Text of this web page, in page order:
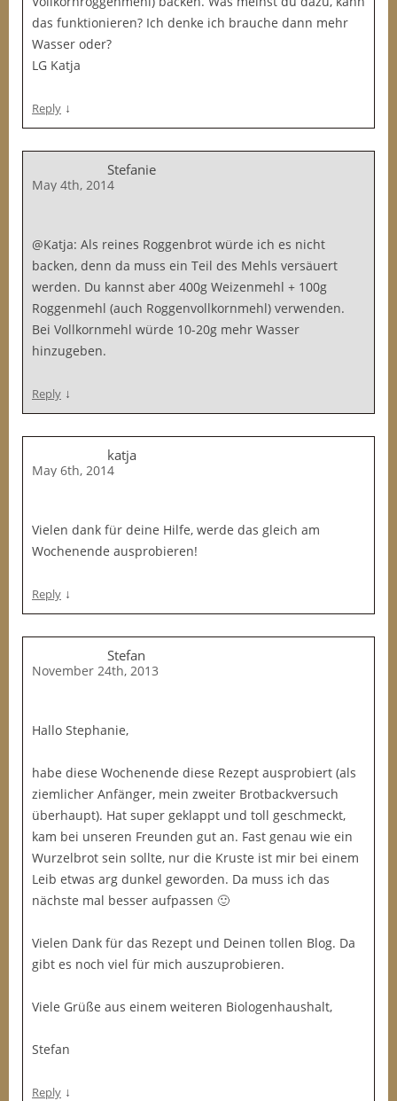
das funktionieren? Ich denke ich brauche dann mehr
Wasser oder?
LG Katja
Reply ↓
Stefanie
May 4th, 2014
@Katja: Als reines Roggenbrot würde ich es nicht
backen, denn da muss ein Teil des Mehls versäuert
werden. Du kannst aber 400g Weizenmehl + 100g
Roggenmehl (auch Roggenvollkornmehl) verwenden.
Bei Vollkornmehl würde 10-20g mehr Wasser
hinzugeben.
Reply ↓
katja
May 6th, 2014
Vielen dank für deine Hilfe, werde das gleich am
Wochenende ausprobieren!
Reply ↓
Stefan
November 24th, 2013
Hallo Stephanie,
habe diese Wochenende diese Rezept ausprobiert (als
ziemlicher Anfänger, mein zweiter Brotbackversuch
überhaupt). Hat super geklappt und toll geschmeckt,
kam bei unseren Freunden gut an. Fast genau wie ein
Wurzelbrot sein sollte, nur die Kruste ist mir bei einem
Leib etwas arg dunkel geworden. Da muss ich das
nächste mal besser aufpassen 🙂
Vielen Dank für das Rezept und Deinen tollen Blog. Da
gibt es noch viel für mich auszuprobieren.
Viele Grüße aus einem weiteren Biologenhaushalt,
Stefan
Reply ↓